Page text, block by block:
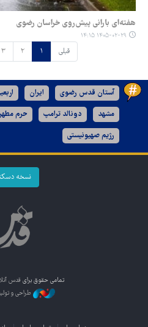
هفته‌ای بارانی پیش‌روی خراسان رضوی
۱۴۰۵-۰۲-۲۹ ۱۴:۱۵
قبلی ۱ ۲ ۳
آستان قدس رضوی ایران
مشهد دونالد ترامپ حرم
رژیم صهیونیستی
نسخه
تمامی حقوق برای قدس
طراحی و